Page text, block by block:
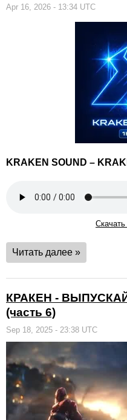
Apr 16, 2026 - 13:34 UTC
KRAKEN SOUND –
Читать далее »
КРАКЕН -
(часть 6)
Sep 18, 2025 - 23:38 UTC